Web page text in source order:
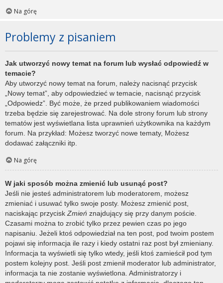
Na górę
Problemy z pisaniem
Jak utworzyć nowy temat na forum lub wysłać odpowiedź w
temacie?
Aby utworzyć nowy temat na forum, należy nacisnąć przycisk
„Nowy temat”, aby odpowiedzieć w temacie, nacisnąć przycisk
„Odpowiedz”. Być może, że przed publikowaniem wiadomości
trzeba będzie się zarejestrować. Na dole strony forum lub strony
tematów jest wyświetlana lista uprawnień użytkownika na każdym
forum. Na przykład: Możesz tworzyć nowe tematy, Możesz
dodawać załączniki itp.
Na górę
W jaki sposób można zmienić lub usunąć post?
Jeśli nie jesteś administratorem lub moderatorem, możesz
zmieniać i usuwać tylko swoje posty. Możesz zmienić post,
naciskając przycisk Zmień znajdujący się przy danym poście.
Czasami można to zrobić tylko przez pewien czas po jego
napisaniu. Jeżeli ktoś odpowiedział na ten post, pod twoim postem
pojawi się informacja ile razy i kiedy ostatni raz post był zmieniany.
Informacja ta wyświetli się tylko wtedy, jeśli ktoś zamieścił pod tym
postem kolejny post. Jeśli post zmienił moderator lub administrator,
informacja ta nie zostanie wyświetlona. Administratorzy i